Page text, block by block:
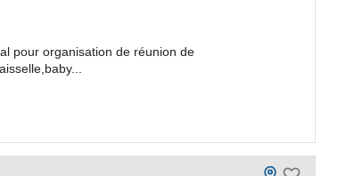
pour organisation de réunion de